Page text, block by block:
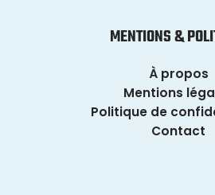
MENTIONS &
À propos
Mentions
Politique de
Contact